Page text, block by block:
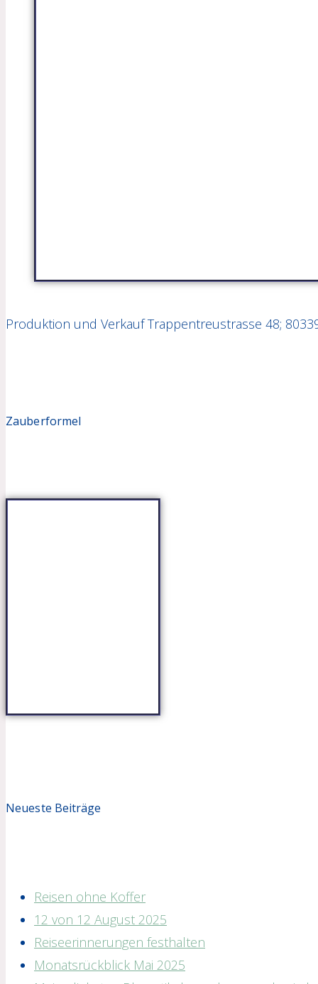
Produktion und Verkauf Trappentreustrasse 48;
Zauberformel
Neueste Beiträge
Reisen ohne Koffer
12 von 12 August 2025
Reiseerinnerungen festhalten
Monatsrückblick Mai 2025